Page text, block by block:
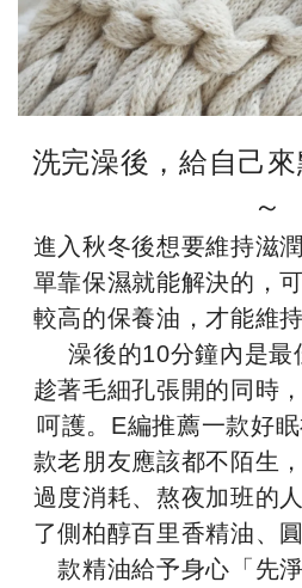
洗完澡後，給自己
～
進入秋冬後想要維持滋
單靠保濕就能解決的，
較高的保養油，才能維
澡後的10分鐘內是最
趁著毛細孔張開的同時
呵護。E編推薦一款好眠
款老朋友應該都不陌生
過度消耗、熬夜加班的
了側柏醇百里香精油、
款精油給予身心「先